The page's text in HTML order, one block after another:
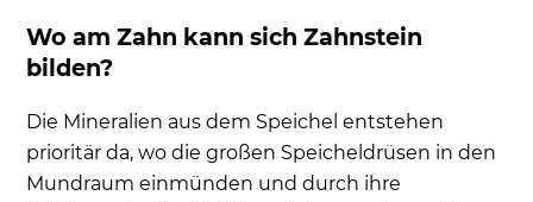
Wo am Zahn kann sich Zahnstein
bilden?
Die Mineralien aus dem Speichel entstehen
prioritär da, wo die großen Speicheldrüsen in den
Mundraum einmünden und durch ihre